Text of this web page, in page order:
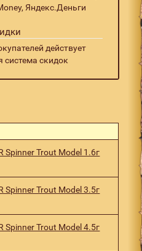
Яндекс.Деньги
действует
система скидок
Spinner Trout Model 1.6г
Spinner Trout Model 3.5г
Spinner Trout Model 4.5г